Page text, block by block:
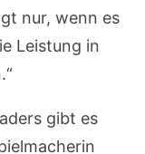
nur, wenn es
Leistung in
gibt es